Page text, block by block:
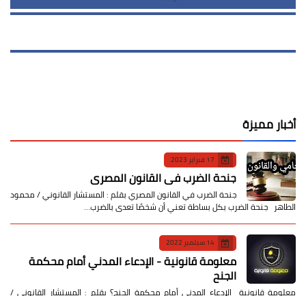
أخبار مميزة
17 فبراير 2023
جنحة الضرب في القانون المصري
جنحة الضرب في القانون المصري بقلم : المستشار القانوني / محمود
الطاهر جنحة الضرب بكل بساطة تعني أن شخصًا تعدى بالضرب…
14 سبتمبر 2022
معلومة قانونية - الإدعاء المدني أمام محكمة
الجنح
معلومة قانونية الإدعاء المدني أمام محكمة الجنح؟ بقلم : المستشار القانوني /